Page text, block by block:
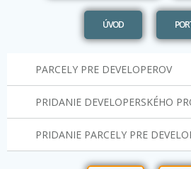
ÚVOD
PARCELY PRE DEVELOPEROV
PRIDANIE DEVELOPERSKÉHO
PRIDANIE PARCELY PRE